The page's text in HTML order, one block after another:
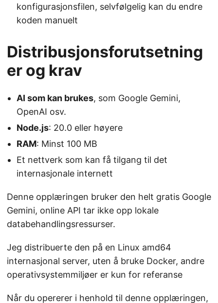
konfigurasjonsfilen, selvfølgelig kan du endre
koden manuelt
Distribusjonsforutsetning
er og krav
AI som kan brukes, som Google Gemini,
OpenAI osv.
Node.js: 20.0 eller høyere
RAM: Minst 100 MB
Et nettverk som kan få tilgang til det
internasjonale internett
Denne opplæringen bruker den helt gratis Google
Gemini, online API tar ikke opp lokale
databehandlingsressurser.
Jeg distribuerte den på en Linux amd64
internasjonal server, uten å bruke Docker, andre
operativsystemmiljøer er kun for referanse
Når du opererer i henhold til denne opplæringen,